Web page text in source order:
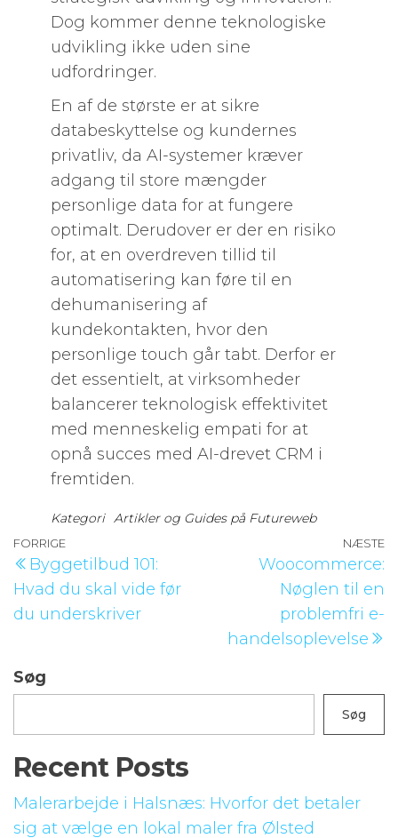
Dog kommer denne teknologiske
udvikling ikke uden sine
udfordringer.
En af de største er at sikre
databeskyttelse og kundernes
privatliv, da AI-systemer kræver
adgang til store mængder
personlige data for at fungere
optimalt. Derudover er der en risiko
for, at en overdreven tillid til
automatisering kan føre til en
dehumanisering af
kundekontakten, hvor den
personlige touch går tabt. Derfor er
det essentielt, at virksomheder
balancerer teknologisk effektivitet
med menneskelig empati for at
opnå succes med AI-drevet CRM i
fremtiden.
Kategori Artikler og Guides på Futureweb
Indlægsnavigation
Forrige
indlæg
FORRIGE
Byggetilbud 101:
Hvad du skal vide før
du underskriver
NÆSTE
Woocommerce:
Nøglen til en
problemfri e-
handelsoplevelse
Søg
Søg
Recent Posts
Malerarbejde i Halsnæs: Hvorfor det betaler
sig at vælge en lokal maler fra Ølsted